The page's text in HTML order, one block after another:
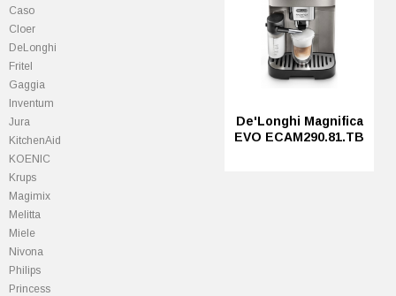
Caso
Cloer
DeLonghi
Fritel
Gaggia
Inventum
Jura
KitchenAid
KOENIC
Krups
Magimix
Melitta
Miele
Nivona
Philips
Princess
De'Longhi Magnifica
EVO ECAM290.81.TB